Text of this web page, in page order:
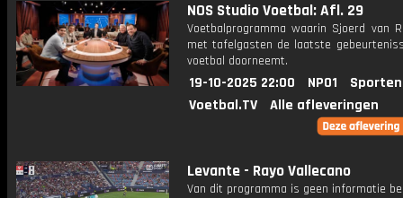
NOS Studio Voetbal: Afl. 29
Voetbalprogramma waarin Sjoerd van
met tafelgasten de laatste
voetbal doorneemt.
19-10-2025 22:00 NPO1
Voetbal.TV
Alle afleveringen
Levante - Rayo Vallecano
Van dit programma is geen informatie